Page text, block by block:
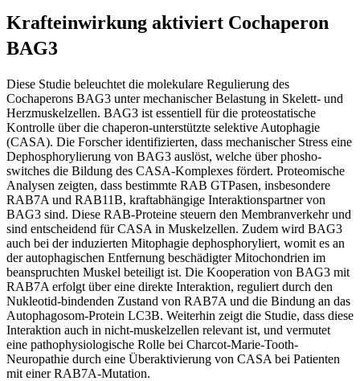
Krafteinwirkung aktiviert Cochaperon
BAG3
Diese Studie beleuchtet die molekulare Regulierung des
Cochaperons BAG3 unter mechanischer Belastung in Skelett- und
Herzmuskelzellen. BAG3 ist essentiell für die proteostatische
Kontrolle über die chaperon-unterstützte selektive Autophagie
(CASA). Die Forscher identifizierten, dass mechanischer Stress eine
Dephosphorylierung von BAG3 auslöst, welche über phosho-
switches die Bildung des CASA-Komplexes fördert. Proteomische
Analysen zeigten, dass bestimmte RAB GTPasen, insbesondere
RAB7A und RAB11B, kraftabhängige Interaktionspartner von
BAG3 sind. Diese RAB-Proteine steuern den Membranverkehr und
sind entscheidend für CASA in Muskelzellen. Zudem wird BAG3
auch bei der induzierten Mitophagie dephosphoryliert, womit es an
der autophagischen Entfernung beschädigter Mitochondrien im
beanspruchten Muskel beteiligt ist. Die Kooperation von BAG3 mit
RAB7A erfolgt über eine direkte Interaktion, reguliert durch den
Nukleotid-bindenden Zustand von RAB7A und die Bindung an das
Autophagosom-Protein LC3B. Weiterhin zeigt die Studie, dass diese
Interaktion auch in nicht-muskelzellen relevant ist, und vermutet
eine pathophysiologische Rolle bei Charcot-Marie-Tooth-
Neuropathie durch eine Überaktivierung von CASA bei Patienten
mit einer RAB7A-Mutation.